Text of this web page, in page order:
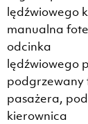
lędźwiowego
manualna
odcinka
lędźwiowego
podgrzewany
pasażera,
kierownica